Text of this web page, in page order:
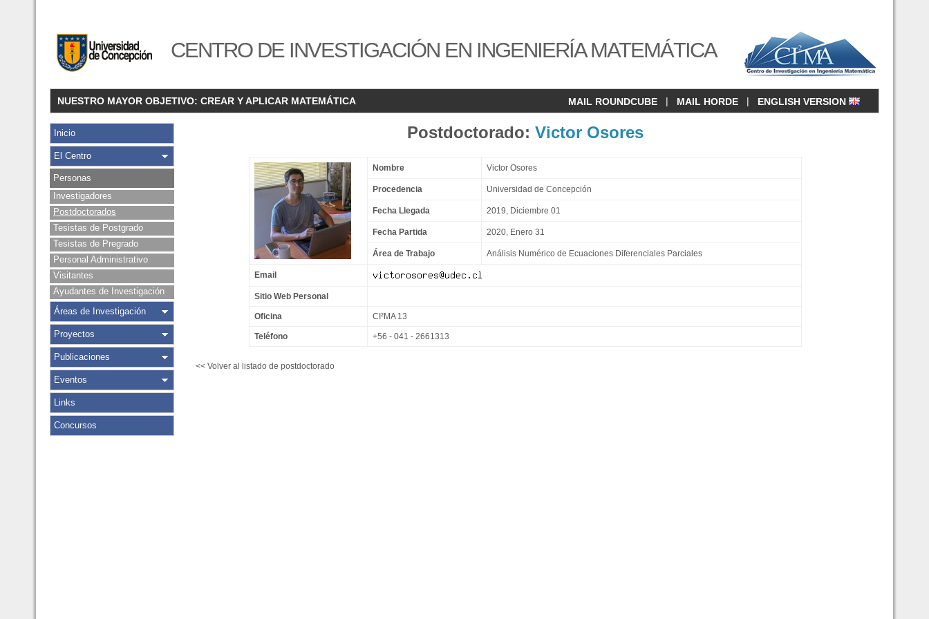
CENTRO DE INVESTIGACIÓN EN INGENIERÍA MATEMÁTICA
NUESTRO MAYOR OBJETIVO: CREAR Y APLICAR MATEMÁTICA MAIL ROUNDCUBE | MAIL HORDE | ENGLISH VERSION
Inicio
El Centro
Personas
Investigadores
Postdoctorados
Tesistas de Postgrado
Tesistas de Pregrado
Personal Administrativo
Visitantes
Ayudantes de Investigación
Áreas de Investigación
Proyectos
Publicaciones
Eventos
Links
Concursos
Postdoctorado: Victor Osores
Nombre Victor Osores
Procedencia Universidad de Concepción
Fecha Llegada 2019, Diciembre 01
Fecha Partida 2020, Enero 31
Área de Trabajo Análisis Numérico de Ecuaciones Diferenciales Parciales
Email
Sitio Web Personal
Oficina CI²MA 13
Teléfono +56 - 041 - 2661313
<< Volver al listado de postdoctorado